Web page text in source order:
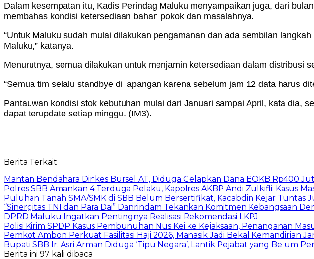
Dalam kesempatan itu, Kadis Perindag Maluku menyampaikan juga, dari
membahas kondisi ketersediaan bahan pokok dan masalahnya.
“Untuk Maluku sudah mulai dilakukan pengamanan dan ada sembilan
Maluku,” katanya.
Menurutnya, semua dilakukan untuk menjamin ketersediaan dalam distribusi
“Semua tim selalu standbye di lapangan karena sebelum jam 12 data harus
Pantauwan kondisi stok kebutuhan mulai dari Januari sampai April, kata dia,
dapat terupdate setiap minggu. (IM3).
Berita Terkait
Mantan Bendahara Dinkes Bursel AT, Diduga Gelapkan Dana BOKB Rp400
Polres SBB Amankan 4 Terduga Pelaku, Kapolres AKBP Andi Zulkifli: Kasus
Puluhan Tanah SMA/SMK di SBB Belum Bersertifikat, Kacabdin Kejar Tuntas
“Sinergitas TNI dan Para Dai” Danrindam Tekankan Komitmen Kebangsaan
DPRD Maluku Ingatkan Pentingnya Realisasi Rekomendasi LKPJ
Polisi Kirim SPDP Kasus Pembunuhan Nus Kei ke Kejaksaan, Penanganan
Pemkot Ambon Perkuat Fasilitasi Haji 2026, Manasik Jadi Bekal Kemandirian
Bupati SBB Ir. Asri Arman Diduga ‘Tipu Negara’, Lantik Pejabat yang Belum
Berita ini 97 kali dibaca